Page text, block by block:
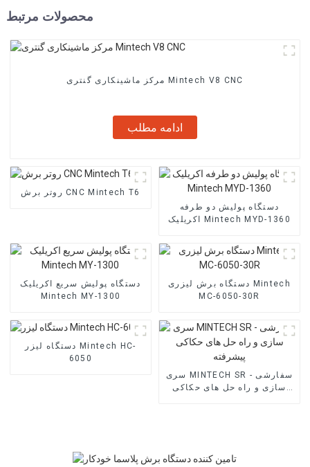
محصولات مرتبط
مرکز ماشینکاری گنتری Mintech V8 CNC
ادامه مطلب
روتر برش CNC Mintech T6
دستگاه پولیش دو طرفه
اکریلیک Mintech MYD-1360
دستگاه پولیش سریع اکریلیک
Mintech MY-1300
دستگاه برش لیزری Mintech
MC-6050-30R
دستگاه لیزر Mintech HC-
6050
سری MINTECH SR - سفارشی
سازی و راه حل های حکاکی